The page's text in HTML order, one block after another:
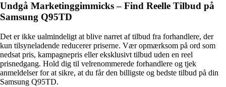
Undgå Marketinggimmicks – Find Reelle Tilbud på
Samsung Q95TD
Det er ikke ualmindeligt at blive narret af tilbud fra forhandlere, der
kun tilsyneladende reducerer priserne. Vær opmærksom på ord som
nedsat pris, kampagnepris eller eksklusivt tilbud uden en reel
prisnedgang. Hold dig til velrenommerede forhandlere og tjek
anmeldelser for at sikre, at du får den billigste og bedste tilbud på din
Samsung Q95TD.